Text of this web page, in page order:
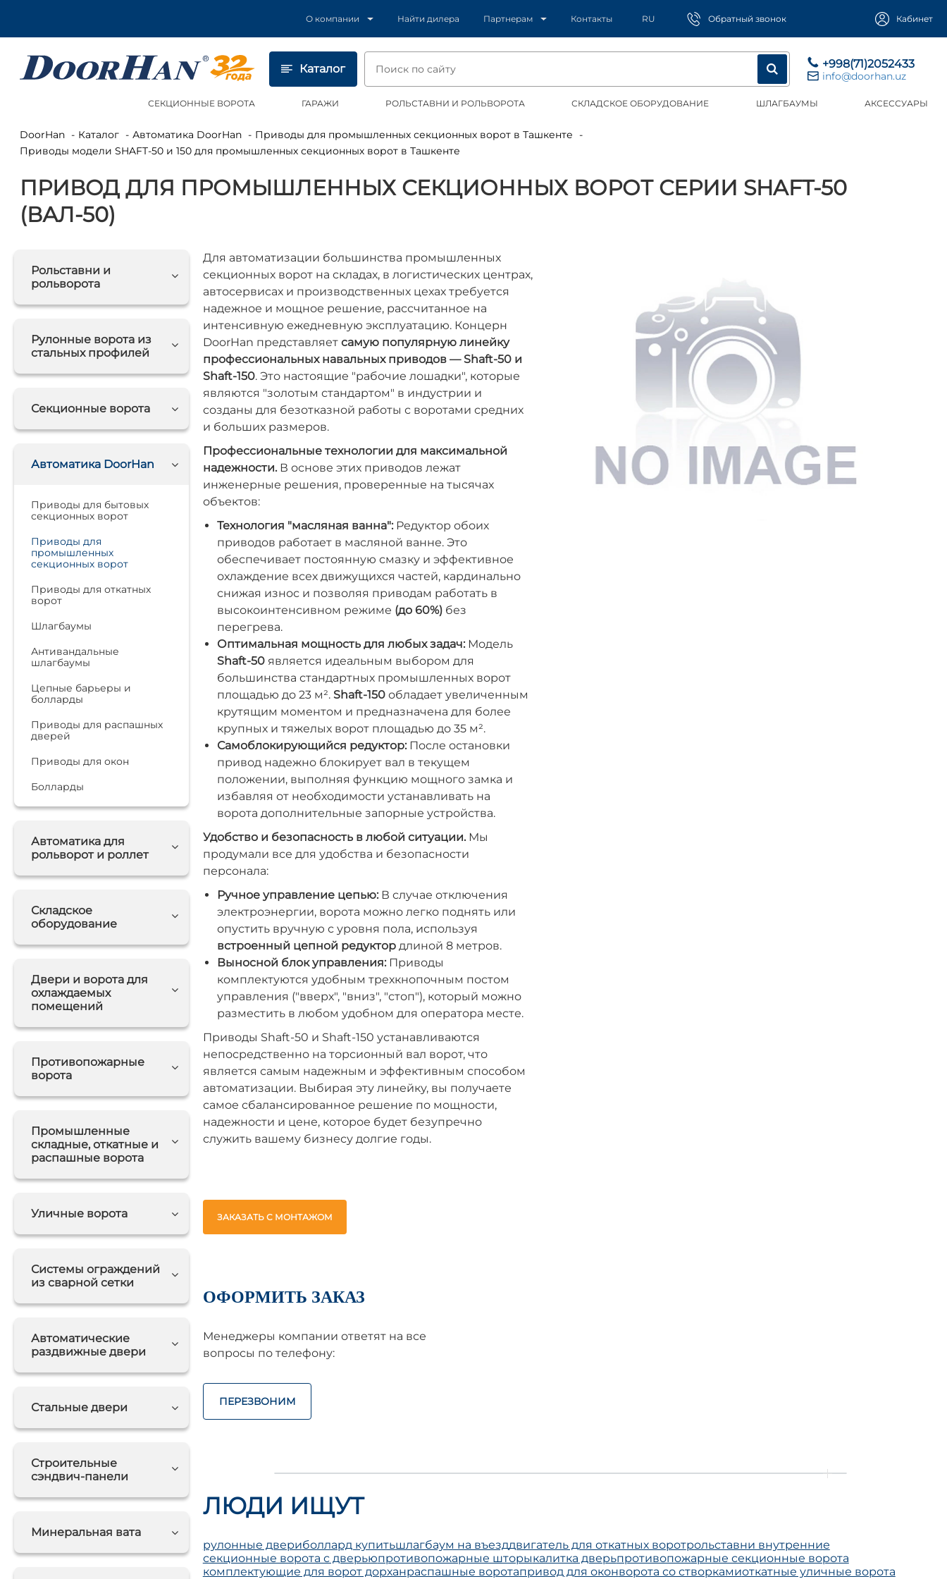
О компании Найти дилера Партнерам Контакты RU Обратный звонок Кабинет
Каталог +998(71)2052433
info@doorhan.uz
СЕКЦИОННЫЕ ВОРОТА ГАРАЖИ РОЛЬСТАВНИ И РОЛЬВОРОТА СКЛАДСКОЕ ОБОРУДОВАНИЕ ШЛАГБАУМЫ АКСЕССУАРЫ
DoorHan Каталог Автоматика DoorHan
Приводы для промышленных секционных ворот в Ташкенте
Приводы модели SHAFT-50 и 150 для промышленных секционных ворот в Ташкенте
ПРИВОД ДЛЯ ПРОМЫШЛЕННЫХ СЕКЦИОННЫХ ВОРОТ СЕРИИ SHAFT-50
(ВАЛ-50)
Рольставни и
рольворота
Рулонные ворота из
стальных профилей
Секционные ворота
Автоматика DoorHan
Приводы для бытовых
секционных ворот
Приводы для
промышленных
секционных ворот
Приводы для откатных
ворот
Шлагбаумы
Антивандальные
шлагбаумы
Цепные барьеры и
болларды
Приводы для распашных
дверей
Приводы для окон
Болларды
Автоматика для
рольворот и роллет
Складское
оборудование
Двери и ворота для
охлаждаемых
помещений
Противопожарные
ворота
Промышленные
складные, откатные и
распашные ворота
Уличные ворота
Системы ограждений
из сварной сетки
Автоматические
раздвижные двери
Стальные двери
Строительные
сэндвич-панели
Минеральная вата
Для автоматизации большинства промышленных
секционных ворот на складах, в логистических центрах,
автосервисах и производственных цехах требуется
надежное и мощное решение, рассчитанное на
интенсивную ежедневную эксплуатацию. Концерн
DoorHan представляет самую популярную линейку
профессиональных навальных приводов — Shaft-50 и
Shaft-150. Это настоящие "рабочие лошадки", которые
являются "золотым стандартом" в индустрии и
созданы для безотказной работы с воротами средних
и больших размеров.
Профессиональные технологии для максимальной
надежности.В основе этих приводов лежат
инженерные решения, проверенные на тысячах
объектов:
Технология "масляная ванна":Редуктор обоих
приводов работает в масляной ванне. Это
обеспечивает постоянную смазку и эффективное
охлаждение всех движущихся частей, кардинально
снижая износ и позволяя приводам работать в
высокоинтенсивном режиме (до 60%)без
перегрева.
Оптимальная мощность для любых задач:Модель
Shaft-50является идеальным выбором для
большинства стандартных промышленных ворот
площадью до 23 м². Shaft-150обладает увеличенным
крутящим моментом и предназначена для более
крупных и тяжелых ворот площадью до 35 м².
Самоблокирующийся редуктор:После остановки
привод надежно блокирует вал в текущем
положении, выполняя функцию мощного замка и
избавляя от необходимости устанавливать на
ворота дополнительные запорные устройства.
Удобство и безопасность в любой ситуации.Мы
продумали все для удобства и безопасности
персонала:
Ручное управление цепью:В случае отключения
электроэнергии, ворота можно легко поднять или
опустить вручную с уровня пола, используя
встроенный цепной редуктордлиной 8 метров.
Выносной блок управления:Приводы
комплектуются удобным трехкнопочным постом
управления ("вверх", "вниз", "стоп"), который можно
разместить в любом удобном для оператора месте.
Приводы Shaft-50 и Shaft-150 устанавливаются
непосредственно на торсионный вал ворот, что
является самым надежным и эффективным способом
автоматизации. Выбирая эту линейку, вы получаете
самое сбалансированное решение по мощности,
надежности и цене, которое будет безупречно
служить вашему бизнесу долгие годы.
ЗАКАЗАТЬ С МОНТАЖОМ
ОФОРМИТЬ ЗАКАЗ
Менеджеры компании ответят на все
вопросы по телефону:
ПЕРЕЗВОНИМ
ЛЮДИ ИЩУТ
рулонные двериболлард купитьшлагбаум на въезддвигатель для откатных воротрольставни внутренние
секционные ворота с дверьюпротивопожарные шторыкалитка дверьпротивопожарные секционные ворота
комплектующие для ворот дорханраспашные воротапривод для оконворота со створкамиоткатные уличные ворота